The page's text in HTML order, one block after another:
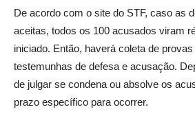
De acordo com o site do STF, caso as
aceitas, todos os 100 acusados viram
iniciado. Então, haverá coleta de
testemunhas de defesa e acusação.
de julgar se condena ou absolve os
prazo específico para ocorrer.